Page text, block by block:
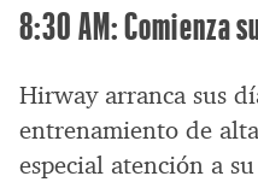
8:30 AM: Comienza
Hirway arranca sus
entrenamiento de
especial atención a